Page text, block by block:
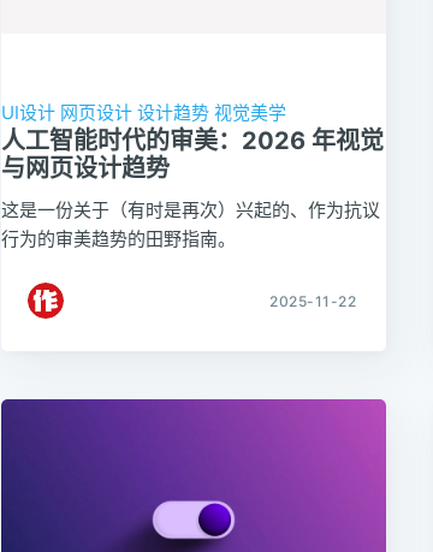
UI设计 网页设计 设计趋势 视觉美学
人工智能时代的审美：2026 年视觉
与网页设计趋势
这是一份关于（有时是再次）兴起的、作为抗议
行为的审美趋势的田野指南。
2025-11-22